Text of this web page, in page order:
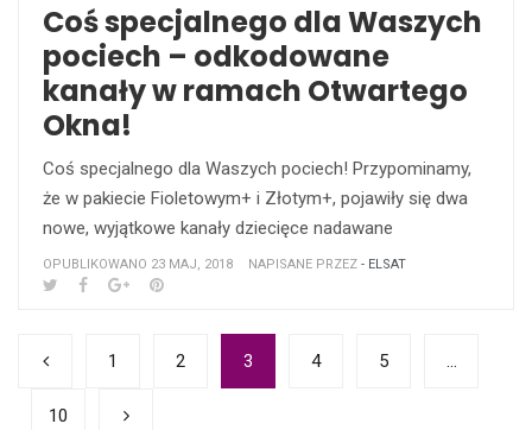
Coś specjalnego dla Waszych
pociech – odkodowane
kanały w ramach Otwartego
Okna!
Coś specjalnego dla Waszych pociech! Przypominamy,
że w pakiecie Fioletowym+ i Złotym+, pojawiły się dwa
nowe, wyjątkowe kanały dziecięce nadawane
OPUBLIKOWANO 23 MAJ, 2018 NAPISANE PRZEZ - ELSAT
1 2 3 4 5 …
10